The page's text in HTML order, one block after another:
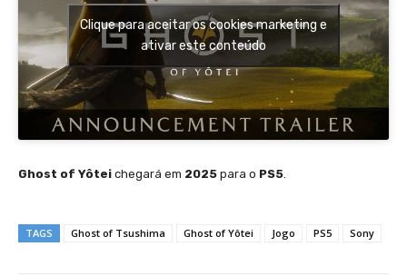
Clique para aceitar os cookies marketing e
ativar este conteúdo
Ghost of Yôtei chegará em 2025 para o PS5
TAGS Ghost of Tsushima Ghost of Yôtei Jogo PS5 Sony